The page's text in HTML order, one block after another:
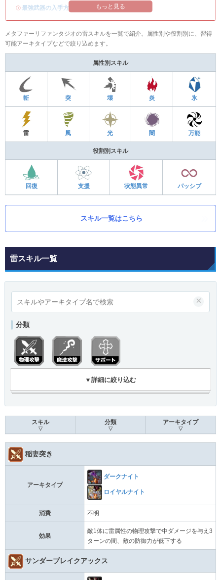
・最強武器の入手方法 もっと見る
メタファーリファンタジオの雷スキルを一覧で紹介。属性別や役割別に、習得
可能アーキタイプなどで絞り込めます。
属性別スキル
斬 突 壊 炎 氷
雷 風 光 闇 万能
役割別スキル
回復 支援 状態異常 パッシブ
スキル一覧はこちら
雷スキル一覧
×
分類
▼詳細に絞り込む
スキル
▽
分類
▽
アーキタイプ
▽
稲妻突き
アーキタイプ
ダークナイト
ロイヤルナイト
消費 不明
効果
敵1体に雷属性の物理攻撃で中ダメージを与え3
ターンの間、敵の防御力が低下する
サンダーブレイクアックス